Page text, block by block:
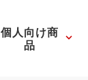
個人向け商
品